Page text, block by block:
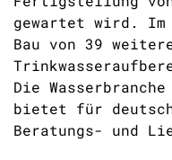
gewartet wird. Im
Bau von 39
Die
bietet für
Beratungs- und